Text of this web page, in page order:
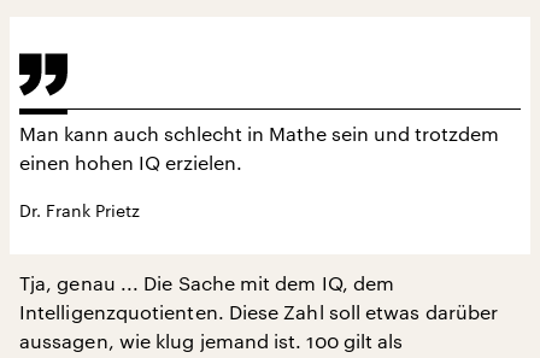
Man kann auch schlecht in Mathe sein und trotzdem
einen hohen IQ erzielen.
Dr. Frank Prietz
Tja, genau ... Die Sache mit dem IQ, dem
Intelligenzquotienten. Diese Zahl soll etwas darüber
aussagen, wie klug jemand ist. 100 gilt als